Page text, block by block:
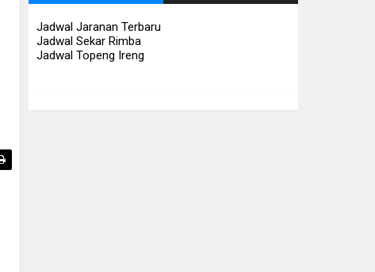
📅 Besok (8/8) 📅 Besok (8/8)
Jadwal Jaranan Terbaru
Jadwal Sekar Rimba
Jadwal Topeng Ireng